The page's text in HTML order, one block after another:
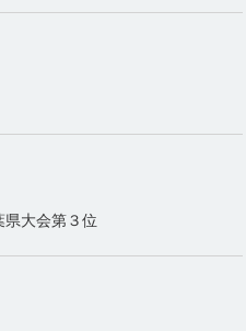
大会第３位